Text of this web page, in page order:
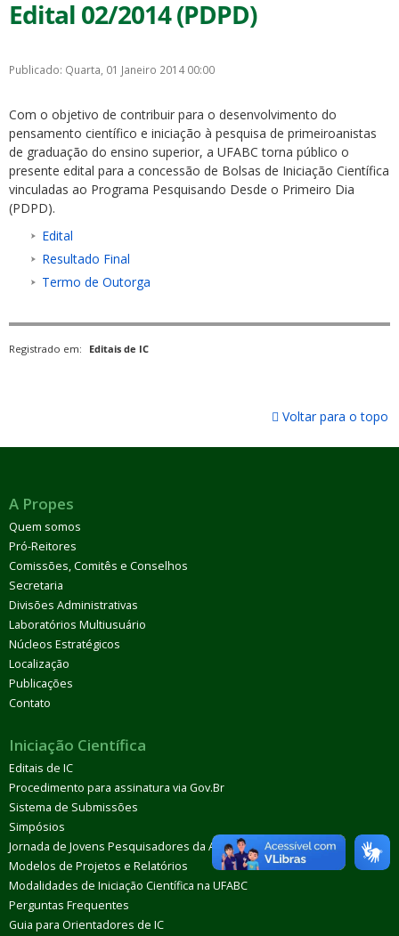
Edital 02/2014 (PDPD)
Publicado: Quarta, 01 Janeiro 2014 00:00
Com o objetivo de contribuir para o desenvolvimento do
pensamento científico e iniciação à pesquisa de primeiroanistas
de graduação do ensino superior, a UFABC torna público o
presente edital para a concessão de Bolsas de Iniciação Científica
vinculadas ao Programa Pesquisando Desde o Primeiro Dia
(PDPD).
Edital
Resultado Final
Termo de Outorga
Registrado em: Editais de IC
Voltar para o topo
A Propes
Quem somos
Pró-Reitores
Comissões, Comitês e Conselhos
Secretaria
Divisões Administrativas
Laboratórios Multiusuário
Núcleos Estratégicos
Localização
Publicações
Contato
Iniciação Científica
Editais de IC
Procedimento para assinatura via Gov.Br
Sistema de Submissões
Simpósios
Jornada de Jovens Pesquisadores da AUGM
Modelos de Projetos e Relatórios
Modalidades de Iniciação Científica na UFABC
Perguntas Frequentes
Guia para Orientadores de IC